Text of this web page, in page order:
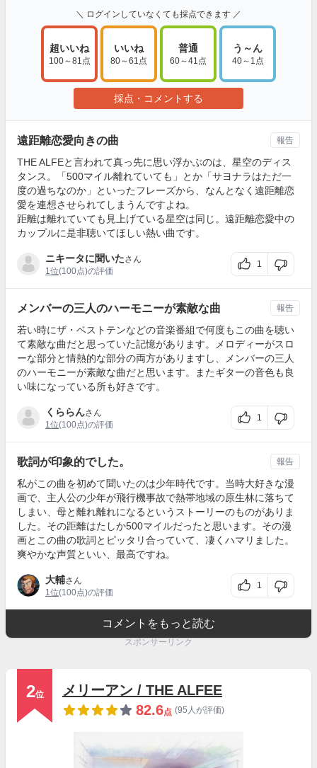
＼ ログインしていなくても採点できます ／
超いいね
100～81点
いいね
80～61点
普通
60～41点
う～ん
40～1点
採点・コメントする
遠距離恋愛向きの曲
THE ALFEと言われて真っ先に思い浮かぶのは、星空のディス
タンス。「500マイル離れていても」とか「サヨナラはただ一
度の過ちなのか」といったフレーズから、なんとなく遠距離恋
愛を連想させられてしまうんですよね。
距離は離れていても見上げている星空は同じ。遠距離恋愛中の
カップルに是非聴いてほしい熱い曲です。
ニキータに聞いたさん
1位(100点)の評価
1
報告
メンバーの三人のハーモニーが素敵な曲
若い時にザ・ベストテンなどの音楽番組で何度もこの曲を聴い
て素敵な曲だと思っていた記憶があります。メロディーがスロ
ーな部分と情熱的な部分の両方がありますし、メンバーの三人
のハーモニーが素敵な曲だと思います。またギターの音色も良
い味になっている所も好きです。
くららんさん
1位(100点)の評価
1
報告
歌詞が印象的でした。
私がこの曲を初めて聞いたのは少年時代です。当時大好きな漫
画で、主人公の少年が飛行機事故で熱帯地域の原生林に落ちて
しまい、母と離れ離れになるというストーリーのものがありま
した。その距離はたしか500マイルだったと思います。その漫
画とこの曲の歌詞とピッタリ合っていて、凄くハマリました。
爽やかな声質といい、最高ですね。
大輔さん
1位(100点)の評価
1
報告
コメントをもっと読む
スポンサーリンク
2位
メリーアン / THE ALFEE
82.6点 (95人が評価)